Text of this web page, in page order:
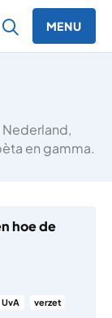
MENU
en gamma.
hoe de
UvA
verzet